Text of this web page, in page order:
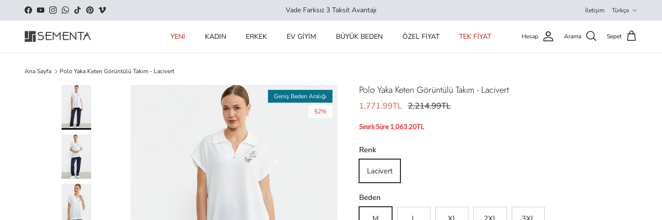
İçeriği geç
Facebook
YouTubeInstagramWhatsApp
TikTokPinterestVimeo Vade Farksız 3 Taksit Avantajı İletişim Türkçe
YENİ KADIN ERKEK EV GİYİM BÜYÜK BEDEN ÖZEL FİYAT TEK FİYAT Hesap Arama Sepet
Ana Sayfa Polo Yaka Keten Görüntülü Takım - Lacivert
Geniş Beden Aralığı
52%
Polo Yaka Keten Görüntülü Takım - Lacivert
1,771.99TL 2,214.99TL
Sınırlı Süre 1,063.20TL
Renk
Lacivert
Beden